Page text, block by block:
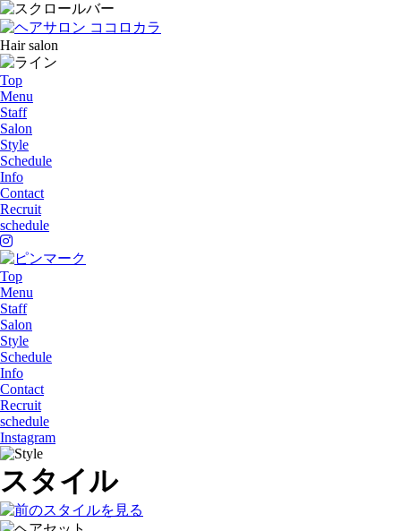
Hair salon
Top
Menu
Staff
Salon
Style
Schedule
Info
Contact
Recruit
schedule
Top
Menu
Staff
Salon
Style
Schedule
Info
Contact
Recruit
schedule
Instagram
スタイル